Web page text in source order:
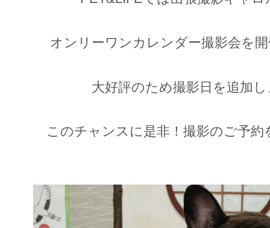
オンリーワンカレンダー撮影会を
大好評のため撮影日を追加
このチャンスに是非！撮影のご予